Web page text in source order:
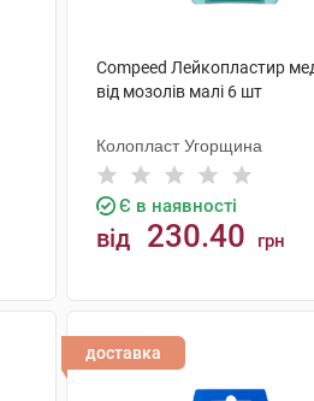
Compeed Лейкопластир
від мозолів малі 6 шт
Колопласт Угорщина
Є в наявності
від 230.40 грн
доставка